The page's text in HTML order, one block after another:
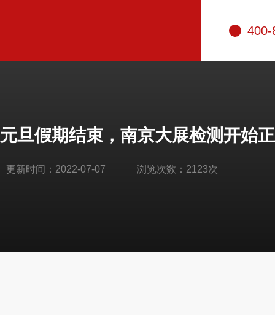
400-
元旦假期结束，南京大展检测开始
更新时间：2022-07-07 浏览次数：2123次